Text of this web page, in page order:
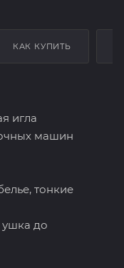
КАК КУПИТЬ
игла
машин
тонкие
ушка до